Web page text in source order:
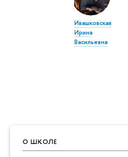
О ШКОЛЕ
Ивашковская
Ирина
Васильевна